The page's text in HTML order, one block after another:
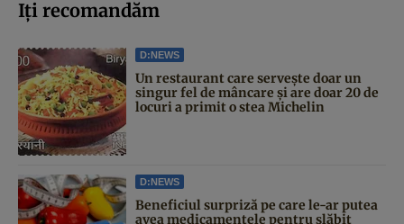
Iți recomandăm
D:NEWS
Un restaurant care servește doar un
singur fel de mâncare și are doar 20 de
locuri a primit o stea Michelin
D:NEWS
Beneficiul surpriză pe care le-ar putea
avea medicamentele pentru slăbit